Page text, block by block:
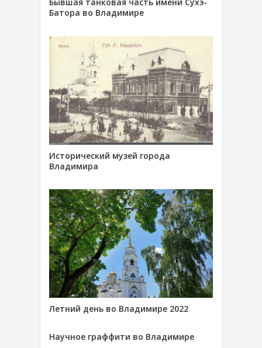
Батора во Владимире
Исторический музей города
Владимира
Летний день во Владимире 2022
Научное граффити во Владимире